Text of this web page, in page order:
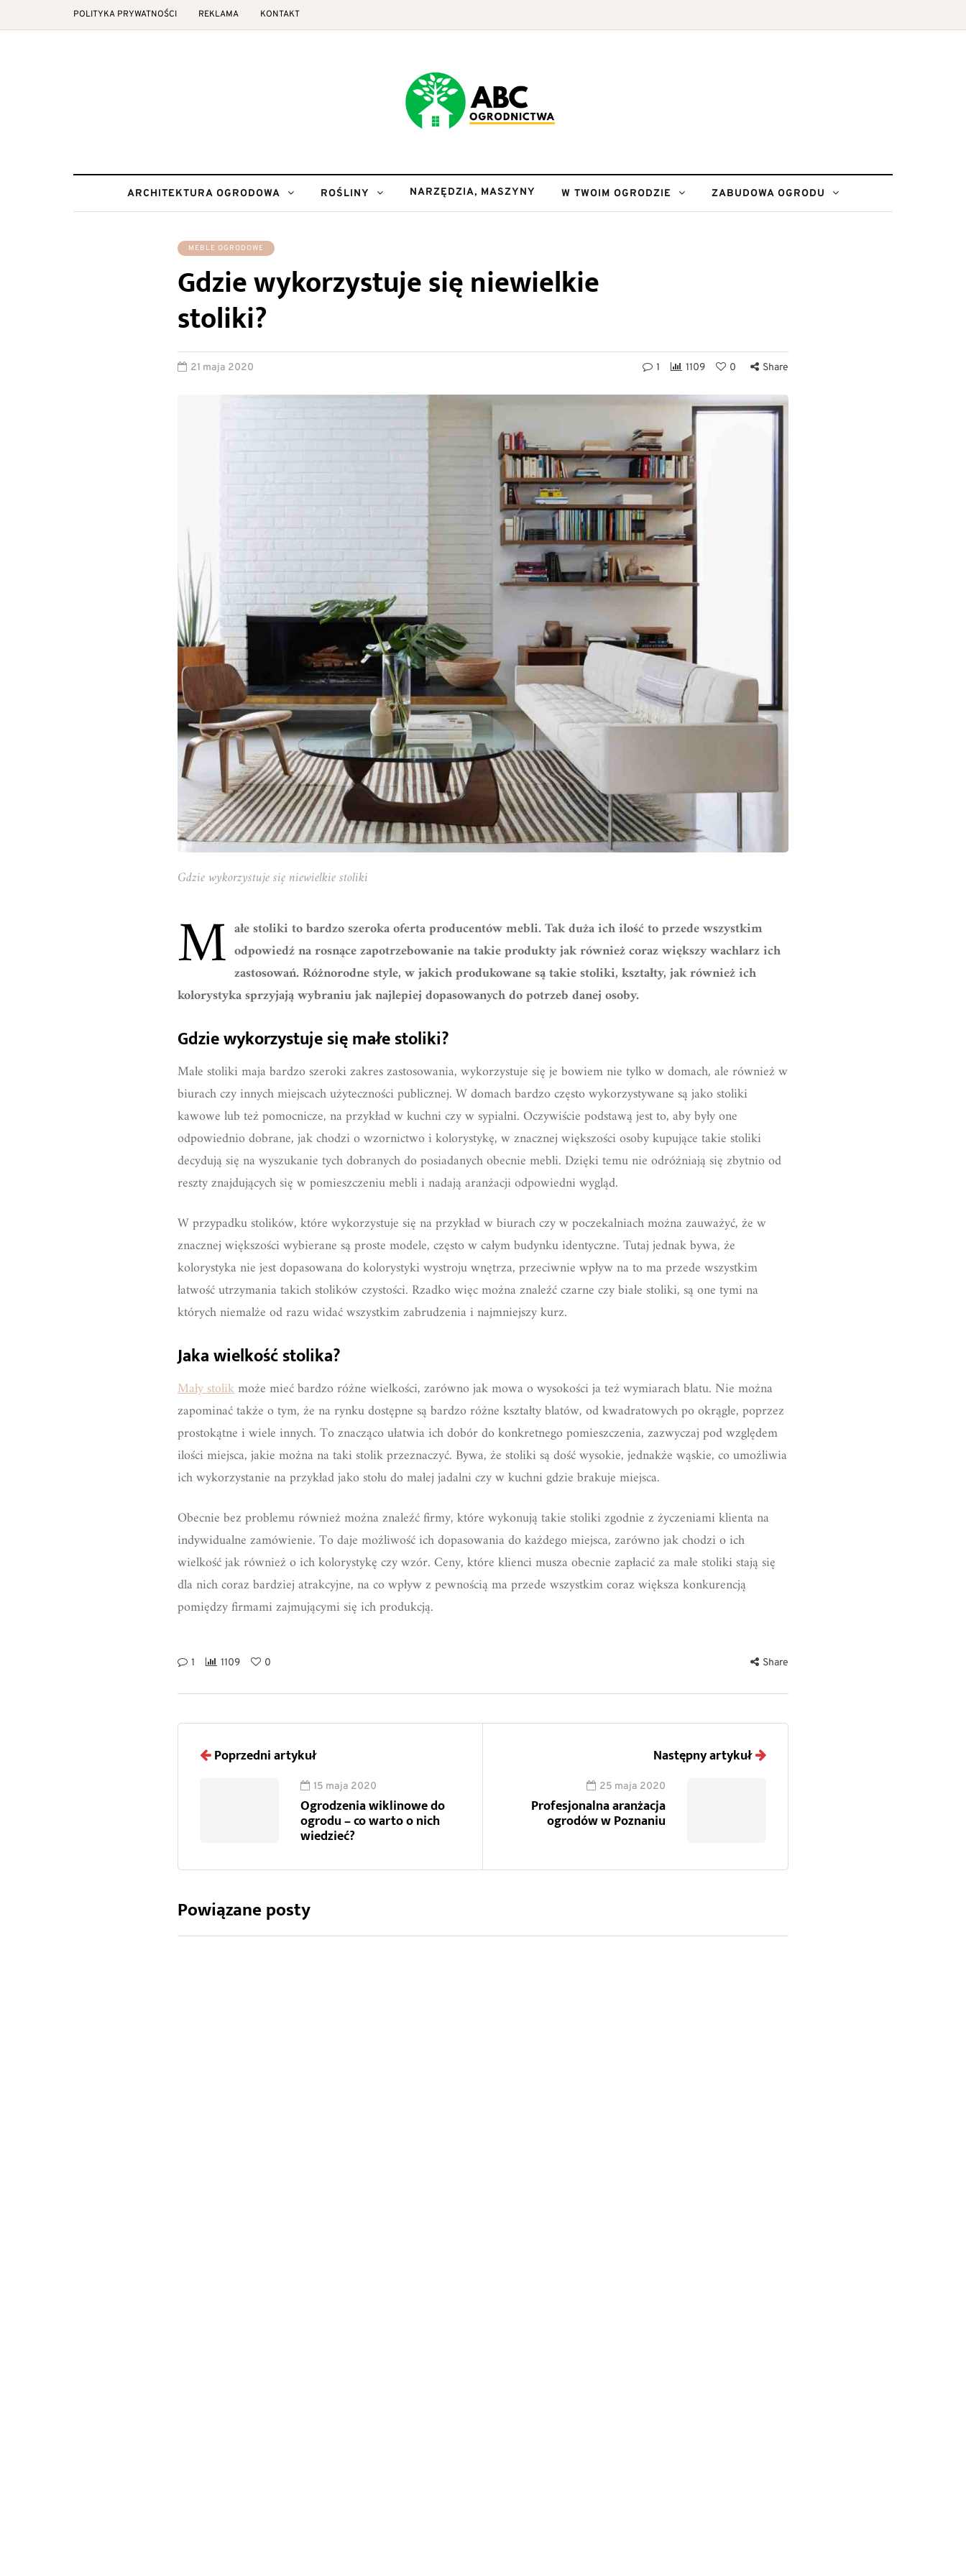
POLITYKA PRYWATNOŚCI REKLAMA KONTAKT
ARCHITEKTURA OGRODOWA ROŚLINY NARZĘDZIA, MASZYNY W TWOIM OGRODZIE ZABUDOWA OGRODU
MEBLE OGRODOWE
Gdzie wykorzystuje się niewielkie
stoliki?
21 maja 2020 1 1109 0 Share
Gdzie wykorzystuje się niewielkie stoliki
M ałe stoliki to bardzo szeroka oferta producentów mebli. Tak duża ich ilość to przede wszystkim
odpowiedź na rosnące zapotrzebowanie na takie produkty jak również coraz większy wachlarz ich
zastosowań. Różnorodne style, w jakich produkowane są takie stoliki, kształty, jak również ich
kolorystyka sprzyjają wybraniu jak najlepiej dopasowanych do potrzeb danej osoby.
Gdzie wykorzystuje się małe stoliki?
Małe stoliki maja bardzo szeroki zakres zastosowania, wykorzystuje się je bowiem nie tylko w domach, ale również w
biurach czy innych miejscach użyteczności publicznej. W domach bardzo często wykorzystywane są jako stoliki
kawowe lub też pomocnicze, na przykład w kuchni czy w sypialni. Oczywiście podstawą jest to, aby były one
odpowiednio dobrane, jak chodzi o wzornictwo i kolorystykę, w znacznej większości osoby kupujące takie stoliki
decydują się na wyszukanie tych dobranych do posiadanych obecnie mebli. Dzięki temu nie odróżniają się zbytnio od
reszty znajdujących się w pomieszczeniu mebli i nadają aranżacji odpowiedni wygląd.
W przypadku stolików, które wykorzystuje się na przykład w biurach czy w poczekalniach można zauważyć, że w
znacznej większości wybierane są proste modele, często w całym budynku identyczne. Tutaj jednak bywa, że
kolorystyka nie jest dopasowana do kolorystyki wystroju wnętrza, przeciwnie wpływ na to ma przede wszystkim
łatwość utrzymania takich stolików czystości. Rzadko więc można znaleźć czarne czy białe stoliki, są one tymi na
których niemalże od razu widać wszystkim zabrudzenia i najmniejszy kurz.
Jaka wielkość stolika?
Mały stolikmoże mieć bardzo różne wielkości, zarówno jak mowa o wysokości ja też wymiarach blatu. Nie można
zapominać także o tym, że na rynku dostępne są bardzo różne kształty blatów, od kwadratowych po okrągłe, poprzez
prostokątne i wiele innych. To znacząco ułatwia ich dobór do konkretnego pomieszczenia, zazwyczaj pod względem
ilości miejsca, jakie można na taki stolik przeznaczyć. Bywa, że stoliki są dość wysokie, jednakże wąskie, co umożliwia
ich wykorzystanie na przykład jako stołu do małej jadalni czy w kuchni gdzie brakuje miejsca.
Obecnie bez problemu również można znaleźć firmy, które wykonują takie stoliki zgodnie z życzeniami klienta na
indywidualne zamówienie. To daje możliwość ich dopasowania do każdego miejsca, zarówno jak chodzi o ich
wielkość jak również o ich kolorystykę czy wzór. Ceny, które klienci musza obecnie zapłacić za małe stoliki stają się
dla nich coraz bardziej atrakcyjne, na co wpływ z pewnością ma przede wszystkim coraz większa konkurencją
pomiędzy firmami zajmującymi się ich produkcją.
1 1109 0 Share
Poprzedni artykuł
15 maja 2020
Ogrodzenia wiklinowe do
ogrodu – co warto o nich
wiedzieć?
Następny artykuł
25 maja 2020
Profesjonalna aranżacja
ogrodów w Poznaniu
Powiązane posty